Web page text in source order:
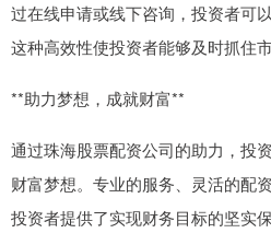
过在线申请或线下咨询，投资者可
这种高效性使投资者能够及时抓住
**助力梦想，成就财富**
通过珠海股票配资公司的助力，投
财富梦想。专业的服务、灵活的配
投资者提供了实现财务目标的坚实